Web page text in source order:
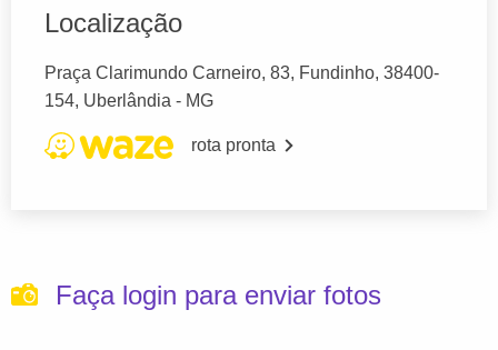
Localização
Praça Clarimundo Carneiro, 83, Fundinho, 38400-
154, Uberlândia - MG
rota pronta
Faça login para enviar fotos